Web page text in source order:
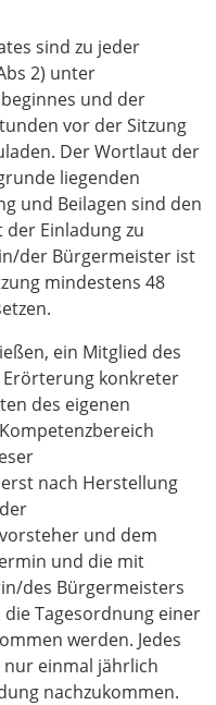
sind zu jeder
2) unter
und der
vor der Sitzung
Der Wortlaut der
liegenden
und Beilagen sind den
Einladung zu
der Bürgermeister ist
mindestens 48
ein Mitglied des
Erörterung konkreter
des eigenen
nach Herstellung
und dem
und die mit
des Bürgermeisters
Tagesordnung einer
werden. Jedes
einmal jährlich
nachzukommen.